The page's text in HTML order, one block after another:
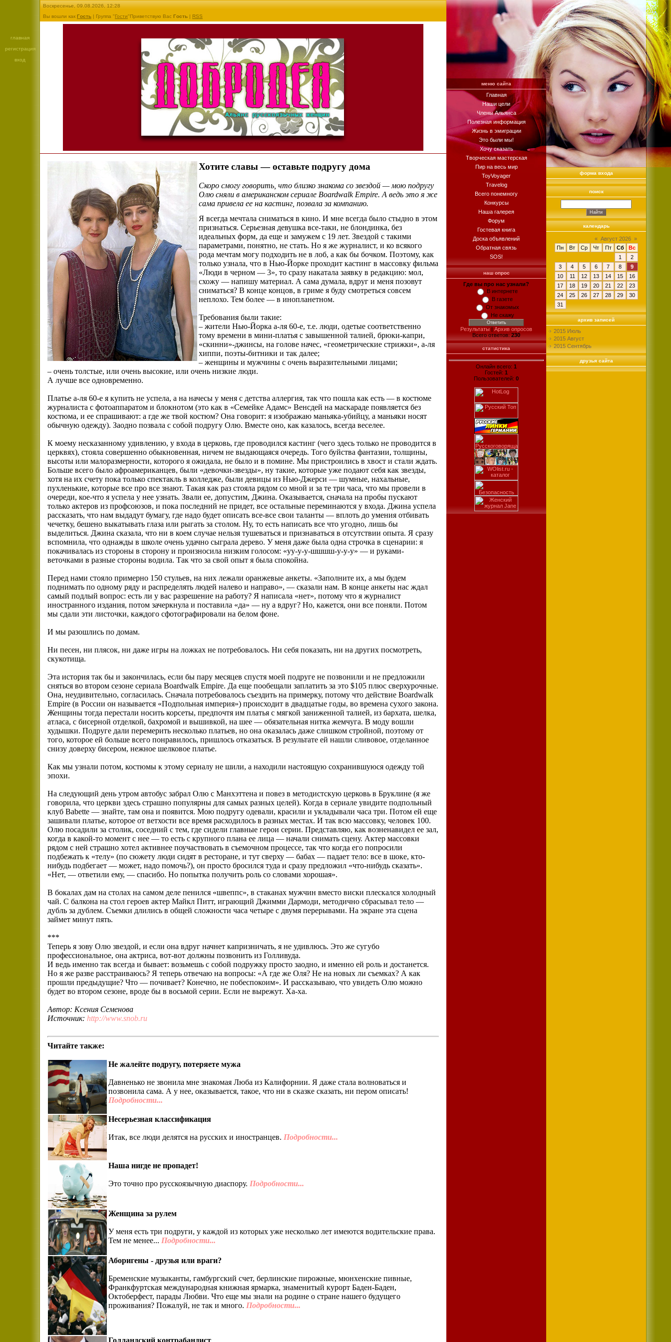
главная
регистрация
вход
Воскресенье, 09.08.2026, 12:28
Вы вошли как Гость | Группа "Гости"Приветствую Вас Гость | RSS
Хотите славы — оставьте подругу дома
Скоро смогу говорить, что близко знакома со звездой — мою подругу
Олю сняли в американском сериале Boardwalk Empire. А ведь это я же
сама привела ее на кастинг, позвала за компанию.
Я всегда мечтала сниматься в кино. И мне всегда было стыдно в этом
признаться. Серьезная девушка все-таки, не блондинка, без
идеальных форм, да еще и замужем с 19 лет. Звездой с такими
параметрами, понятно, не стать. Но я же журналист, и ко всякого
рода мечтам могу подходить не в лоб, а как бы бочком. Поэтому, как
только узнала, что в Нью-Йорке проходит кастинг в массовку фильма
«Люди в черном — 3», то сразу накатала заявку в редакцию: мол,
схожу — напишу материал. А сама думала, вдруг и меня позовут
сниматься? В конце концов, в гриме я буду смотреться совсем
неплохо. Тем более — в инопланетном.
Требования были такие:
– жители Нью-Йорка а-ля 60-е, т.е. люди, одетые соответственно
тому времени в мини-платья с завышенной талией, брюки-капри,
«скинни»-джинсы, на голове начес, «геометрические стрижки», а-ля
хиппи, поэты-битники и так далее;
– женщины и мужчины с очень выразительными лицами;
– очень толстые, или очень высокие, или очень низкие люди.
А лучше все одновременно.
Платье а-ля 60-е я купить не успела, а на начесы у меня с детства аллергия, так что пошла как есть — в костюме
журналиста с фотоаппаратом и блокнотом (это как в «Семейке Адамс» Венсдей на маскараде появляется без
костюма, и ее спрашивают: а где же твой костюм? Она говорит: я изображаю маньяка-убийцу, а маньяки носят
обычную одежду). Заодно позвала с собой подругу Олю. Вместе оно, как казалось, всегда веселее.
К моему несказанному удивлению, у входа в церковь, где проводился кастинг (чего здесь только не проводится в
церквях), стояла совершенно обыкновенная, ничем не выдающаяся очередь. Того буйства фантазии, толщины,
высоты или малоразмерности, которого я ожидала, не было и в помине. Мы пристроились в хвост и стали ждать.
Больше всего было афроамериканцев, были «девочки-звезды», ну такие, которые уже подают себя как звезды,
хотя на их счету пока только спектакль в колледже, были девицы из Нью-Джерси — шумные, нахальные,
пухленькие, которые все про все знают. Такая как раз стояла рядом со мной и за те три часа, что мы провели в
очереди, кое-что я успела у нее узнать. Звали ее, допустим, Джина. Оказывается, сначала на пробы пускают
только актеров из профсоюзов, и пока последний не придет, все остальные переминаются у входа. Джина успела
рассказать, что нам выдадут бумагу, где надо будет описать все-все свои таланты — вплоть до умения отбивать
чечетку, бешено выкатывать глаза или рыгать за столом. Ну, то есть написать все что угодно, лишь бы
выделиться. Джина сказала, что ни в коем случае нельзя тушеваться и признаваться в отсутствии опыта. Я сразу
вспомнила, что однажды в школе очень удачно сыграла дерево. У меня даже была одна строчка в сценарии: я
покачивалась из стороны в сторону и произносила низким голосом: «уу-у-у-шшшш-у-у-у» — и руками-
веточками в разные стороны водила. Так что за свой опыт я была спокойна.
Перед нами стояло примерно 150 стульев, на них лежали оранжевые анкеты. «Заполните их, а мы будем
поднимать по одному ряду и распределять людей налево и направо», — сказали нам. В конце анкеты нас ждал
самый подлый вопрос: есть ли у вас разрешение на работу? Я написала «нет», потому что я журналист
иностранного издания, потом зачеркнула и поставила «да» — ну а вдруг? Но, кажется, они все поняли. Потом
мы сдали эти листочки, каждого сфотографировали на белом фоне.
И мы разошлись по домам.
Ни песен, ни плясок, ни даже игры на ложках не потребовалось. Ни себя показать, ни на других посмотреть,
скукотища.
Эта история так бы и закончилась, если бы пару месяцев спустя моей подруге не позвонили и не предложили
сняться во втором сезоне сериала Boardwalk Empire. Да еще пообещали заплатить за это $105 плюс сверхурочные.
Она, неудивительно, согласилась. Сначала потребовалось съездить на примерку, потому что действие Boardwalk
Empire (в России он называется «Подпольная империя») происходит в двадцатые годы, во времена сухого закона.
Женщины тогда перестали носить корсеты, предпочтя им платья с мягкой заниженной талией, из бархата, шелка,
атласа, с бисерной отделкой, бахромой и вышивкой, на шее — обязательная нитка жемчуга. В моду вошли
худышки. Подруге дали перемерить несколько платьев, но она оказалась даже слишком стройной, поэтому от
того, которое ей больше всего понравилось, пришлось отказаться. В результате ей нашли сливовое, отделанное
снизу доверху бисером, нежное шелковое платье.
Как мы узнали потом, костюмы к этому сериалу не шили, а находили настоящую сохранившуюся одежду той
эпохи.
На следующий день утром автобус забрал Олю с Манхэттена и повез в методистскую церковь в Бруклине (я же
говорила, что церкви здесь страшно популярны для самых разных целей). Когда в сериале увидите подпольный
клуб Babette — знайте, там она и появится. Мою подругу одевали, красили и укладывали часа три. Потом ей еще
зашивали платье, которое от ветхости все время расходилось в разных местах. И так всю массовку, человек 100.
Олю посадили за столик, соседний с тем, где сидели главные герои серии. Представляю, как возненавидел ее зал,
когда в какой-то момент с нее — то есть с крупного плана ее лица — начали снимать сцену. Актер массовки
рядом с ней страшно хотел активнее поучаствовать в съемочном процессе, так что когда его попросили
подбежать к «телу» (по сюжету люди сидят в ресторане, и тут сверху — бабах — падает тело: все в шоке, кто-
нибудь подбегает — может, надо помочь?), он просто бросился туда и сразу предложил «что-нибудь сказать».
«Нет, — ответили ему, — спасибо. Но попытка получить роль со словами хорошая».
В бокалах дам на столах на самом деле пенился «швеппс», в стаканах мужчин вместо виски плескался холодный
чай. С балкона на стол героев актер Майкл Питт, играющий Джимми Дармоди, методично сбрасывал тело —
дубль за дублем. Съемки длились в общей сложности часа четыре с двумя перерывами. На экране эта сцена
займет минут пять.
***
Теперь я зову Олю звездой, и если она вдруг начнет капризничать, я не удивлюсь. Это же сугубо
профессиональное, она актриса, вот-вот должны позвонить из Голливуда.
И ведь именно так всегда и бывает: возьмешь с собой подружку просто заодно, и именно ей роль и достанется.
Но я же разве расстраиваюсь? Я теперь отвечаю на вопросы: «А где же Оля? Не на новых ли съемках? А как
прошли предыдущие? Что — почивает? Конечно, не побеспокоим». И рассказываю, что увидеть Олю можно
будет во втором сезоне, вроде бы в восьмой серии. Если не вырежут. Ха-ха.
Автор: Ксения Семенова
Источник: http://www.snob.ru
Читайте также:
Не жалейте подругу, потеряете мужа
Давненько не звонила мне знакомая Люба из Калифорнии. Я даже стала волноваться и
позвонила сама. А у нее, оказывается, такое, что ни в сказке сказать, ни пером описать!
Подробности...
Несерьезная классификация
Итак, все люди делятся на русских и иностранцев. Подробности...
Наша нигде не пропадет!
Это точно про русскоязычную диаспору. Подробности...
Женщина за рулем
У меня есть три подруги, у каждой из которых уже несколько лет имеются водительские права.
Тем не менее... Подробности...
Аборигены - друзья или враги?
Бременские музыканты, гамбургский счет, берлинские пирожные, мюнхенские пивные,
Франкфуртская международная книжная ярмарка, знаменитый курорт Баден-Баден,
Октоберфест, парады Любви. Что еще мы знали на родине о стране нашего будущего
проживания? Пожалуй, не так и много. Подробности...
Голландский контрабандист
меню сайта
Главная
Наши цели
Члены Альянса
Полезная информация
Жизнь в эмиграции
Это были мы!
Хочу сказать
Творческая мастерская
Пир на весь мир
ToyVoyager
Travelog
Всего понемногу
Конкурсы
Наша галерея
Форум
Гостевая книга
Доска объявлений
Обратная связь
SOS!
наш опрос
Где вы про нас узнали?
В интернете
В газете
От знакомых
Не скажу
Результаты | Архив опросов
Всего ответов: 230
статистика
Онлайн всего: 1
Гостей: 1
Пользователей: 0
форма входа
поиск
календарь
« Август 2026 »
Пн
Вт Ср Чт Пт Сб
Вс
1
2
3
4 5 6 7 8
9
10
11 12 13 14 15
16
17
18 19 20 21 22
23
24
25 26 27 28 29
30
31
архив записей
2015 Июль
2015 Август
2015 Сентябрь
друзья сайта